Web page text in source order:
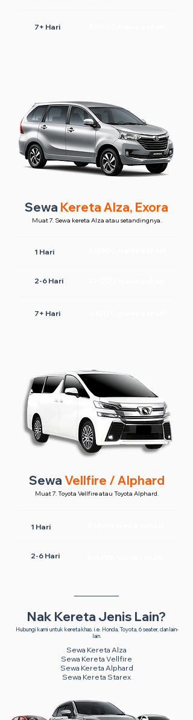
7+ Hari
Sewa Kereta Alza, Exora
Muat 7. Sewa kereta Alza atau setandingnya.
1 Hari
2-6 Hari
7+ Hari
Sewa Vellfire / Alphard
Muat 7. Toyota Vellfire atau Toyota Alphard.
1 Hari
2-6 Hari
Nak Kereta Jenis Lain?
Hubungi kami untuk kereta khas. i.e. Honda, Toyota, 6 seater, dan lain-
lain.
Sewa Kereta Alza
Sewa Kereta Vellfire
Sewa Kereta Alphard
Sewa Kereta Starex